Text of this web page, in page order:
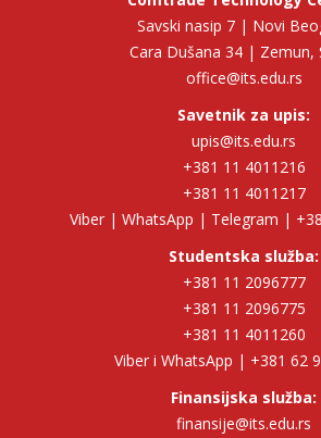
Savski nasip 7 | Novi
Cara Dušana 34 | Zemun,
office@its.edu.rs
Savetnik za upis:
upis@its.edu.rs
+381 11 4011216
+381 11 4011217
Viber | WhatsApp | Telegram |
Studentska služba:
+381 11 2096777
+381 11 2096775
+381 11 4011260
Viber i WhatsApp | +381 62
Finansijska služba:
finansije@its.edu.rs